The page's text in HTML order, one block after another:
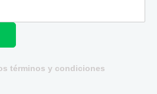
términos y condiciones